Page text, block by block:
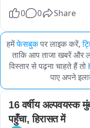
0 0 Share
हमेंफेसबुकपर लाइक करें,
ताकि आप ताजा खबरें और
विस्तार से पढ़ना चाहते हैं तो
पाए अपने
16 वर्षीय अल्पवयस्क
पहुँचा, हिरासत में